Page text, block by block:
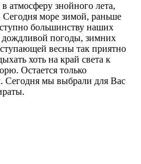
атмосферу знойного лета,
Сегодня море зимой, раньше
большинству наших
дождливой погоды, зимних
весны так приятно
хоть на край света к
Остается только
Сегодня мы выбрали для Вас